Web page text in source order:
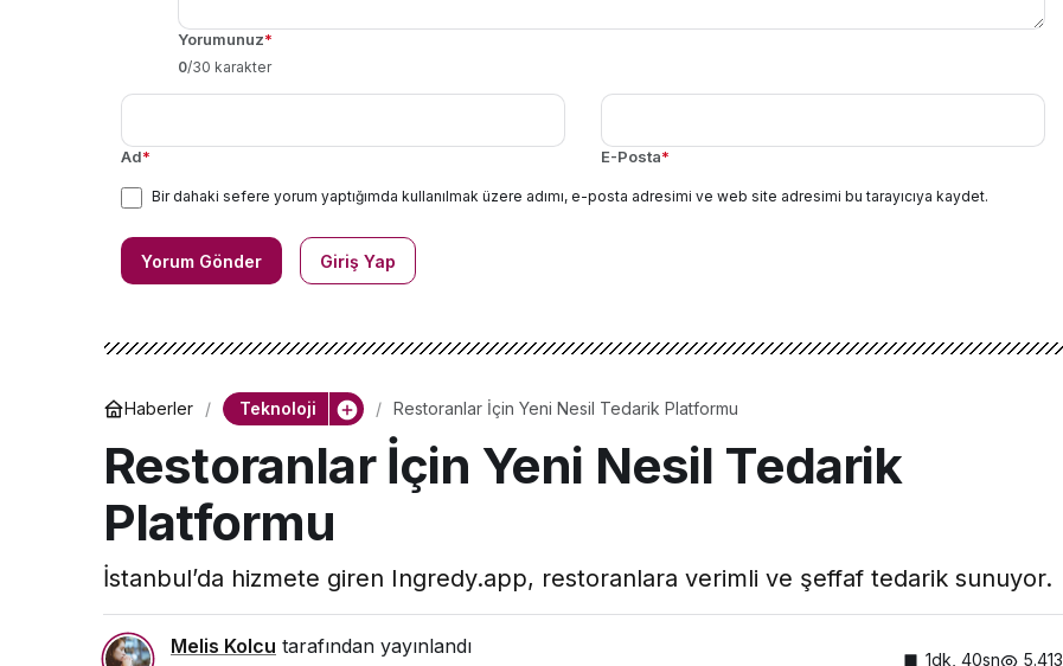
Yorumunuz*
0/30 karakter
Ad* E-Posta*
Bir dahaki sefere yorum yaptığımda kullanılmak üzere adımı, e-posta adresimi ve web site adresimi bu tarayıcıya kaydet.
Yorum Gönder Giriş Yap
Haberler Teknoloji Restoranlar İçin Yeni Nesil Tedarik Platformu
Restoranlar İçin Yeni Nesil Tedarik
Platformu
İstanbul’da hizmete giren Ingredy.app, restoranlara verimli ve şeffaf tedarik sunuyor.
Melis Kolcu tarafından yayınlandı
1dk, 40sn 5.413